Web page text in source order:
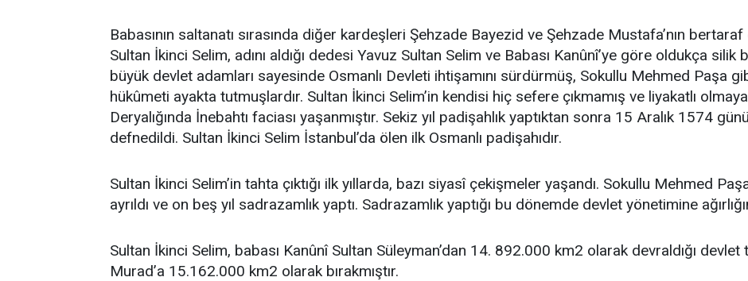
Babasının saltanatı sırasında diğer kardeşleri Şehzade Bayezid ve Şehzade Mustafa’nın
Sultan İkinci Selim, adını aldığı dedesi Yavuz Sultan Selim ve Babası Kanûnî’ye göre oldukça
büyük devlet adamları sayesinde Osmanlı Devleti ihtişamını sürdürmüş, Sokullu Mehmed Paşa
hükûmeti ayakta tutmuşlardır. Sultan İkinci Selim’in kendisi hiç sefere çıkmamış ve liyakatlı
Deryalığında İnebahtı faciası yaşanmıştır. Sekiz yıl padişahlık yaptıktan sonra 15 Aralık 1574
defnedildi. Sultan İkinci Selim İstanbul’da ölen ilk Osmanlı padişahıdır.
Sultan İkinci Selim’in tahta çıktığı ilk yıllarda, bazı siyasî çekişmeler yaşandı. Sokullu Mehmed
ayrıldı ve on beş yıl sadrazamlık yaptı. Sadrazamlık yaptığı bu dönemde devlet yönetimine
Sultan İkinci Selim, babası Kanûnî Sultan Süleyman’dan 14. 892.000 km2 olarak devraldığı devlet
Murad’a 15.162.000 km2 olarak bırakmıştır.